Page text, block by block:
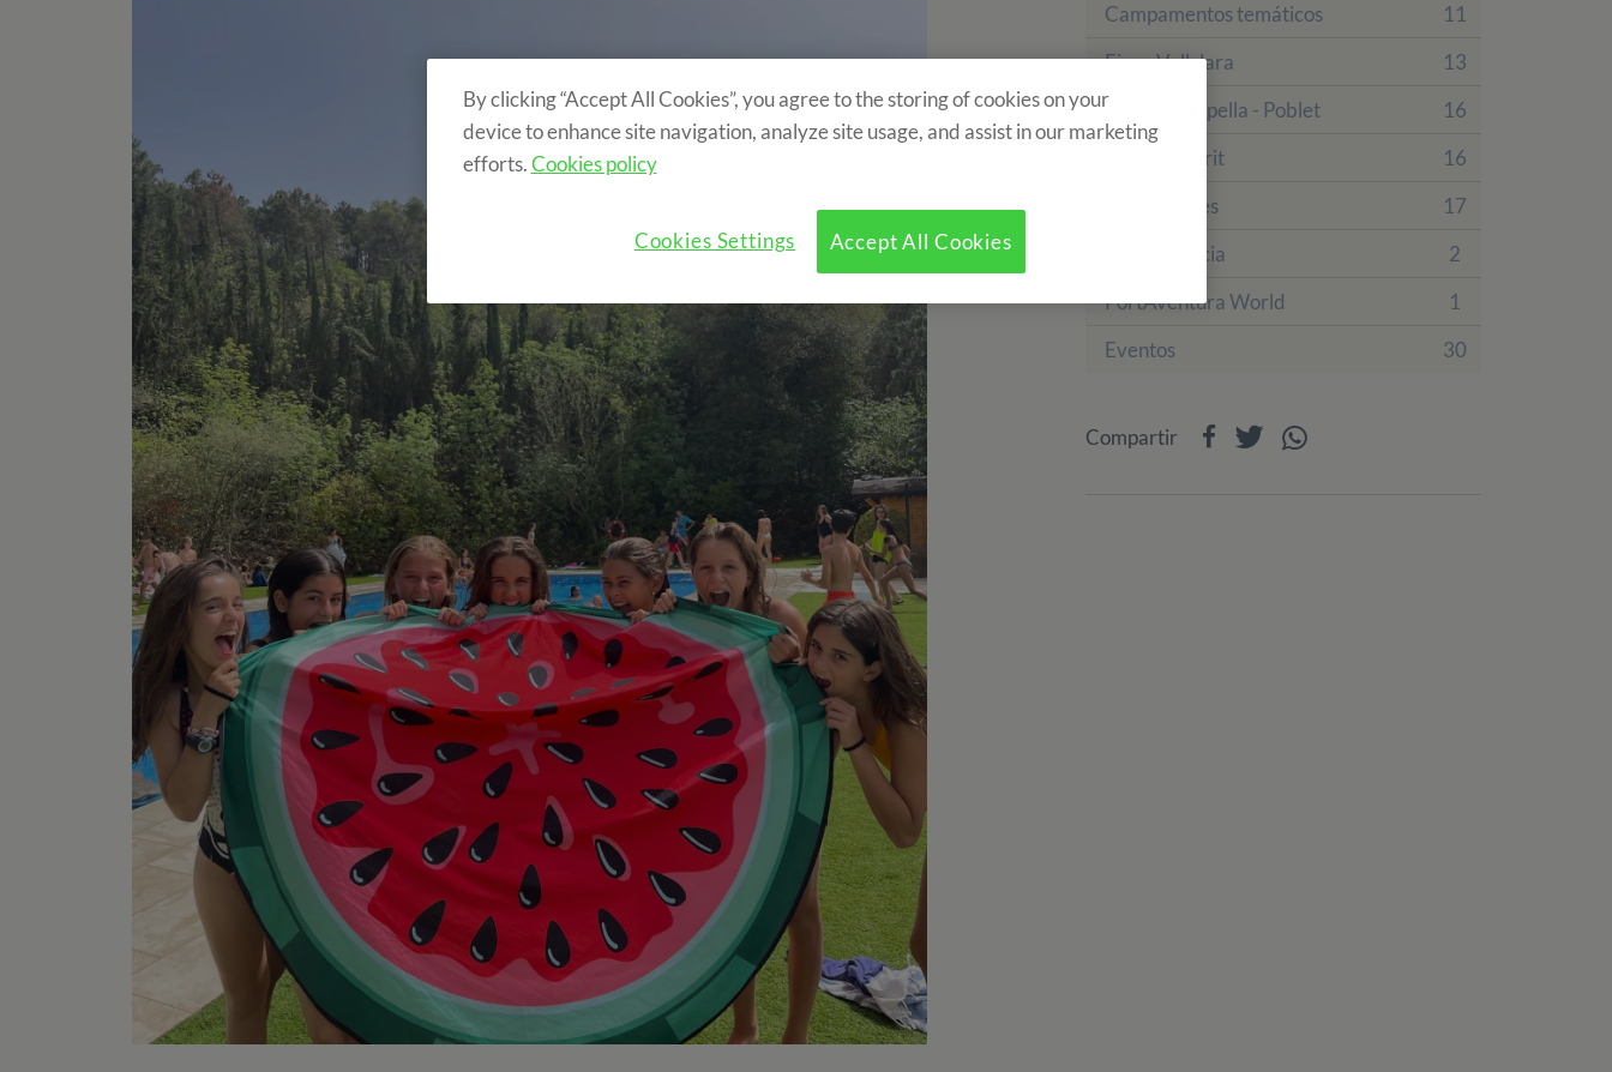
Campamentos temáticos
11
Finca Vallclara
13
Finca La Capella - Poblet
16
Finca Tamarit
16
Finca Prades
17
Villa Engracia
2
PortAventura World
1
Eventos
30
Compartir
By clicking “Accept All Cookies”, you agree to the storing of cookies on your
device to enhance site navigation, analyze site usage, and assist in our marketing
efforts.Cookies policy
Accept All Cookies
Cookies Settings